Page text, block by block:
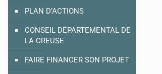
PLAN D’ACTIONS
CONSEIL DEPARTEMENTAL DE
LA CREUSE
FAIRE FINANCER SON PROJET